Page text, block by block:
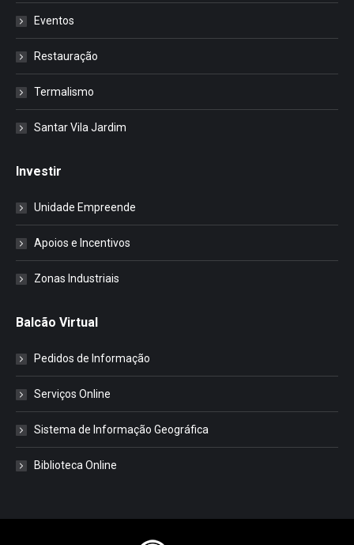
Eventos
Restauração
Termalismo
Santar Vila Jardim
Investir
Unidade Empreende
Apoios e Incentivos
Zonas Industriais
Balcão Virtual
Pedidos de Informação
Serviços Online
Sistema de Informação Geográfica
Biblioteca Online